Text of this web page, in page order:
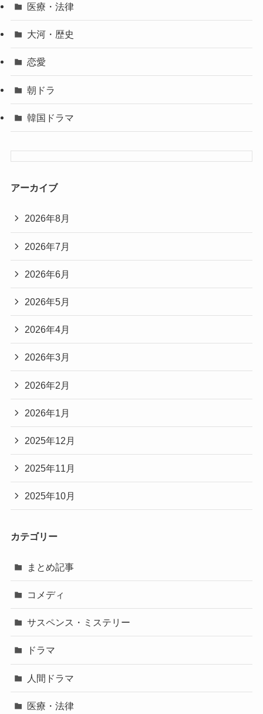
医療・法律
大河・歴史
恋愛
朝ドラ
韓国ドラマ
アーカイブ
2026年8月
2026年7月
2026年6月
2026年5月
2026年4月
2026年3月
2026年2月
2026年1月
2025年12月
2025年11月
2025年10月
カテゴリー
まとめ記事
コメディ
サスペンス・ミステリー
ドラマ
人間ドラマ
医療・法律